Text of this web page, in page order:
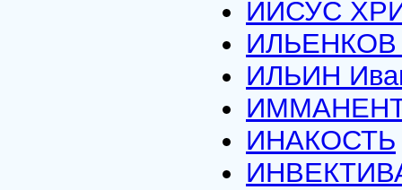
ИИСУС
ИЛЬЕНКОВ
ИЛЬИН
ИНАКОСТЬ